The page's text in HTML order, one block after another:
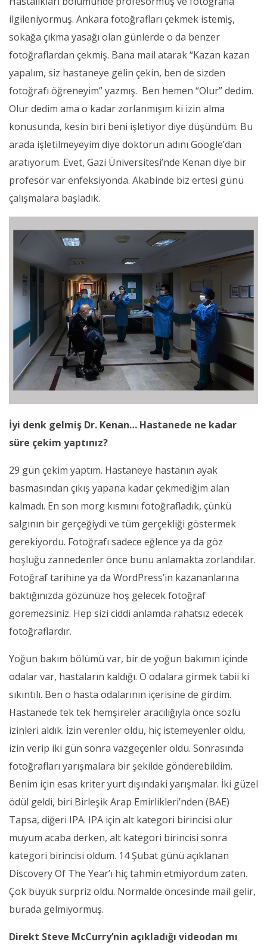
ilgileniyormuş. Ankara fotoğrafları çekmek istemiş,
sokağa çıkma yasağı olan günlerde o da benzer
fotoğraflardan çekmiş. Bana mail atarak “Kazan kazan
yapalım, siz hastaneye gelin çekin, ben de sizden
fotoğrafı öğreneyim” yazmış. Ben hemen “Olur” dedim.
Olur dedim ama o kadar zorlanmışım ki izin alma
konusunda, kesin biri beni işletiyor diye düşündüm. Bu
arada işletilmeyeyim diye doktorun adını Google’dan
aratıyorum. Evet, Gazi Üniversitesi’nde Kenan diye bir
profesör var enfeksiyonda. Akabinde biz ertesi günü
çalışmalara başladık.
İyi denk gelmiş Dr. Kenan… Hastanede ne kadar
süre çekim yaptınız?
29 gün çekim yaptım. Hastaneye hastanın ayak
basmasından çıkış yapana kadar çekmediğim alan
kalmadı. En son morg kısmını fotoğrafladık, çünkü
salgının bir gerçeğiydi ve tüm gerçekliği göstermek
gerekiyordu. Fotoğrafı sadece eğlence ya da göz
hoşluğu zannedenler önce bunu anlamakta zorlandılar.
Fotoğraf tarihine ya da WordPress’in kazananlarına
baktığınızda gözünüze hoş gelecek fotoğraf
göremezsiniz. Hep sizi ciddi anlamda rahatsız edecek
fotoğraflardır.
Yoğun bakım bölümü var, bir de yoğun bakımın içinde
odalar var, hastaların kaldığı. O odalara girmek tabii ki
sıkıntılı. Ben o hasta odalarının içerisine de girdim.
Hastanede tek tek hemşireler aracılığıyla önce sözlü
izinleri aldık. İzin verenler oldu, hiç istemeyenler oldu,
izin verip iki gün sonra vazgeçenler oldu. Sonrasında
fotoğrafları yarışmalara bir şekilde gönderebildim.
Benim için esas kriter yurt dışındaki yarışmalar. İki güzel
ödül geldi, biri Birleşik Arap Emirlikleri’nden (BAE)
Tapsa, diğeri IPA. IPA için alt kategori birincisi olur
muyum acaba derken, alt kategori birincisi sonra
kategori birincisi oldum. 14 Şubat günü açıklanan
Discovery Of The Year’ı hiç tahmin etmiyordum zaten.
Çok büyük sürpriz oldu. Normalde öncesinde mail gelir,
burada gelmiyormuş.
Direkt Steve McCurry’nin açıkladığı videodan mı